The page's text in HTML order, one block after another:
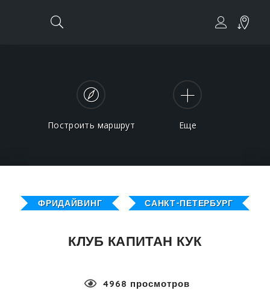
Построить маршрут Еще
ФРИДАЙВИНГ САНКТ-ПЕТЕРБУРГ
КЛУБ КАПИТАН КУК
4968 просмотров